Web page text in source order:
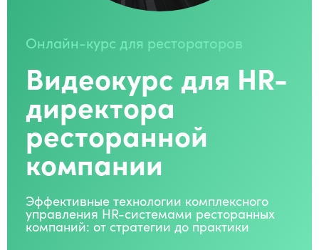
Онлайн-курс для рестораторов
Видеокурс для HR-
директора
ресторанной
компании
Эффективные технологии комплексного
управления HR-системами ресторанных
компаний: от стратегии до практики